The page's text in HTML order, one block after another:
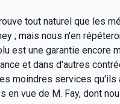
tout naturel que les
; mais nous n'en
est une garantie encore
et dans d'autres
moindres services qu'ils
vue de M. Fay, dont